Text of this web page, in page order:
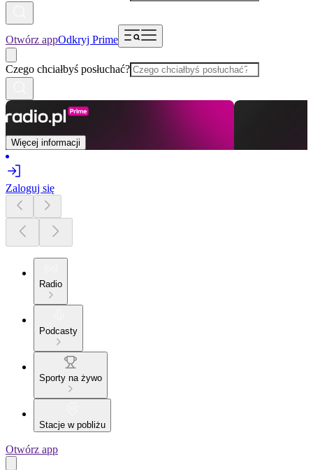
Otwórz appOdkryj Prime
Czego chciałbyś posłuchać?
Więcej informacji
Zaloguj się
Radio
Podcasty
Sporty na żywo
Stacje w pobliżu
Otwórz app